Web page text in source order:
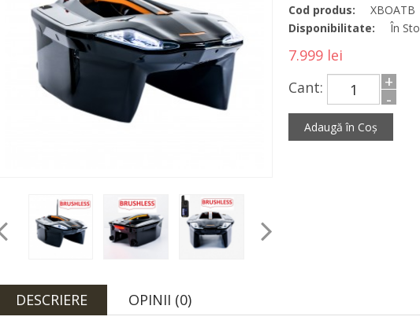
Cod produs:
XBOATB
Disponibilitate:
În
7.999 lei
Cant:
+
-
DESCRIERE OPINII (0)